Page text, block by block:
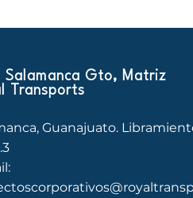
Salamanca Gto, Matriz
Transports
Guanajuato.